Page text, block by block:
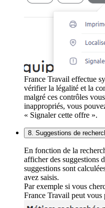
France Travail effectue
vérifier la légalité et la
malgré ces contrôles
inappropriés, vous
« Signaler cette offre ».
8. Suggestions de
En fonction de la
afficher des suggestions
suggestions sont
avez saisis.
Par exemple si vous
France Travail peut vous